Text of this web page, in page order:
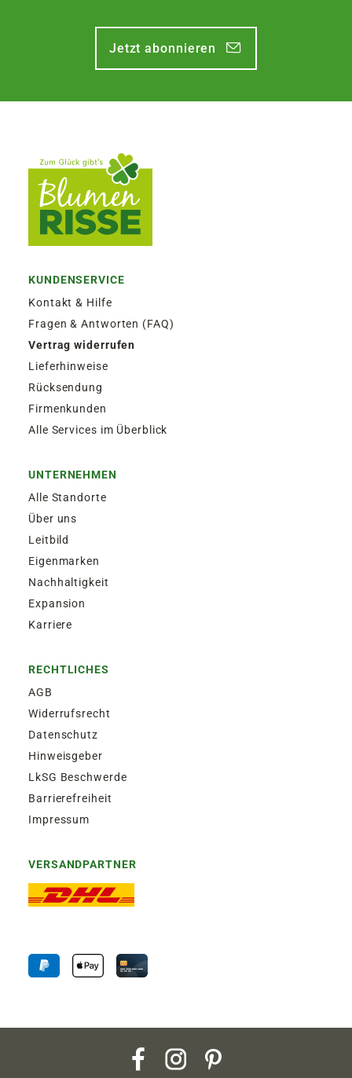
Jetzt abonnieren
KUNDENSERVICE
Kontakt & Hilfe
Fragen & Antworten (FAQ)
Vertrag widerrufen
Lieferhinweise
Rücksendung
Firmenkunden
Alle Services im Überblick
UNTERNEHMEN
Alle Standorte
Über uns
Leitbild
Eigenmarken
Nachhaltigkeit
Expansion
Karriere
RECHTLICHES
AGB
Widerrufsrecht
Datenschutz
Hinweisgeber
LkSG Beschwerde
Barrierefreiheit
Impressum
VERSANDPARTNER